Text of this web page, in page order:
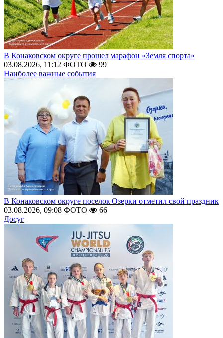
В Конаковском округе прошел марафон «Земля спорта»
03.08.2026, 11:12 ФОТО
99
Наиболее важные события
В Конаковском округе поселок Озерки отметил свой праздник
03.08.2026, 09:08 ФОТО
66
Досуг